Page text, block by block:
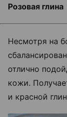
Розовая глина
Несмотря на
отлично
кожи.
и красной